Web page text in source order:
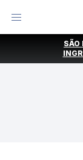
SÃO